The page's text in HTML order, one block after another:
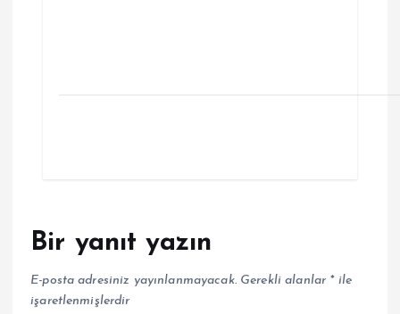
Bir yanıt yazın
E-posta adresiniz yayınlanmayacak. Gerekli alanlar *ile
işaretlenmişlerdir